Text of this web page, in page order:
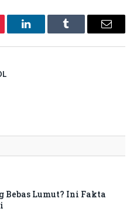
LinkedInTumblr Email
Bebas Lumut? Ini Fakta